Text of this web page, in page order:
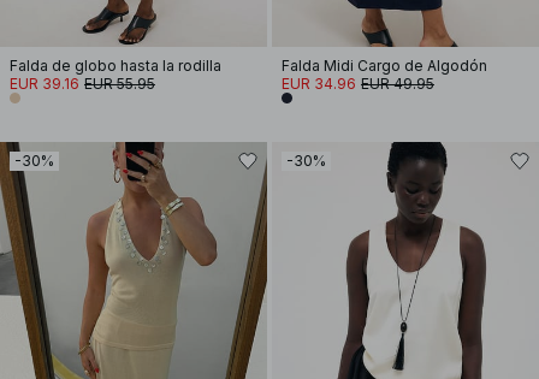
Falda de globo hasta la rodilla
EUR 39.16 EUR 55.95
Falda Midi Cargo de Algodón
EUR 34.96 EUR 49.95
-30% -30%